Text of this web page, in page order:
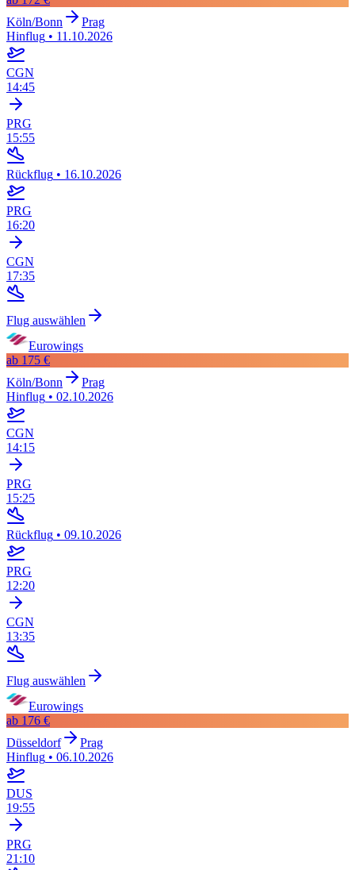
Köln/Bonn
Prag
Hinflug • 11.10.2026
CGN
14:45
PRG
15:55
Rückflug • 16.10.2026
PRG
16:20
CGN
17:35
Flug auswählen
Eurowings
ab 175 €
Köln/Bonn
Prag
Hinflug • 02.10.2026
CGN
14:15
PRG
15:25
Rückflug • 09.10.2026
PRG
12:20
CGN
13:35
Flug auswählen
Eurowings
ab 176 €
Düsseldorf
Prag
Hinflug • 06.10.2026
DUS
19:55
PRG
21:10